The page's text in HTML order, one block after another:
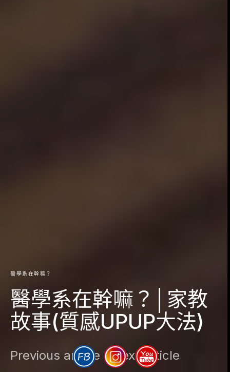
醫學系在幹嘛？
醫學系在幹嘛？│家教
故事(質感UPUP大法)
Previous article Next article